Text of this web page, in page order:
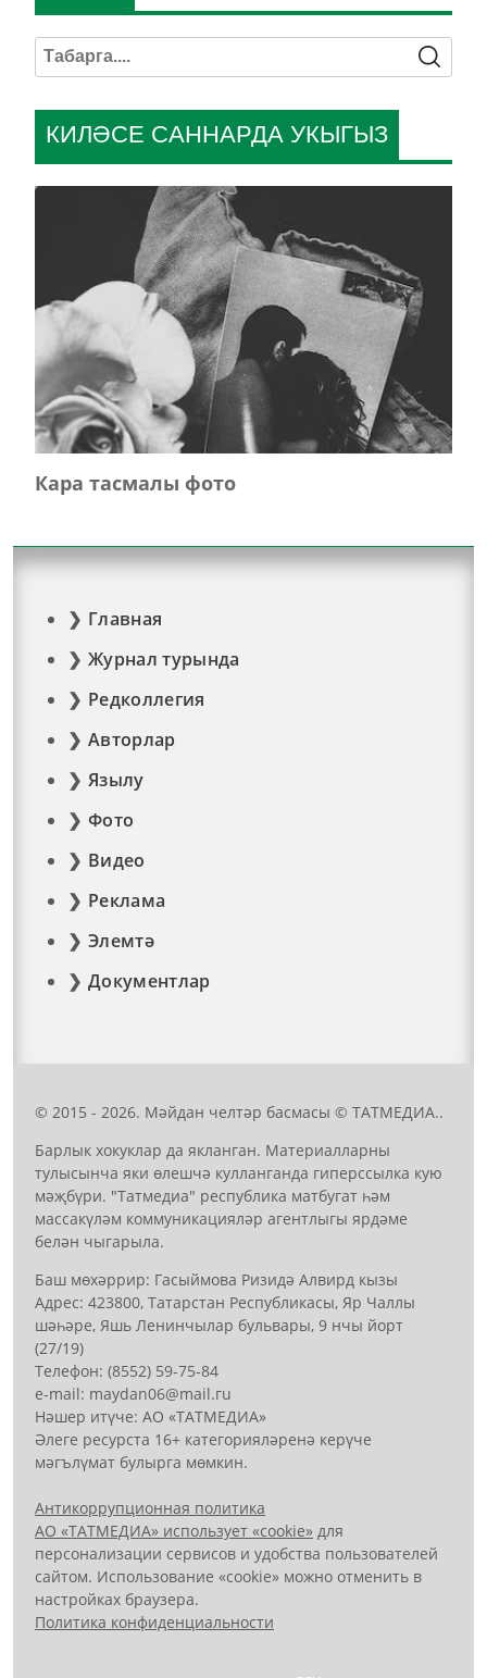
КИЛӘСЕ САННАРДА УКЫГЫЗ
Кара тасмалы фото
Главная
Журнал турында
Редколлегия
Авторлар
Язылу
Фото
Видео
Реклама
Элемтә
Документлар
© 2015 - 2026. Мәйдан челтәр басмасы © ТАТМЕДИА..
Барлык хокуклар да якланган. Материалларны
тулысынча яки өлешчә кулланганда гиперссылка кую
мәҗбүри. "Татмедиа" республика матбугат һәм
массакүләм коммуникацияләр агентлыгы ярдәме
белән чыгарыла.
Баш мөхәррир: Гасыймова Ризидә Алвирд кызы
Адрес: 423800, Татарстан Республикасы, Яр Чаллы
шәһәре, Яшь Ленинчылар бульвары, 9 нчы йорт
(27/19)
Телефон: (8552) 59-75-84
е-mail: mауdаn06@mail.гu
Нәшер итүче: АО «ТАТМЕДИА»
Әлеге ресурста 16+ категорияләренә керүче
мәгълүмат булырга мөмкин.
Антикоррупционная политика
АО «ТАТМЕДИА» использует «cookie» для
персонализации сервисов и удобства пользователей
сайтом. Использование «cookie» можно отменить в
настройках браузера.
Политика конфиденциальности